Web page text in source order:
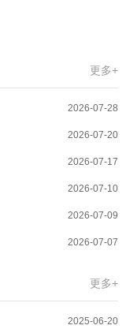
更多+
2026-08-04
2026-07-28
2026-07-20
2026-07-17
2026-07-10
2026-07-09
2026-07-07
2026-01-20
2026-08-05
更多+
2025-07-11
2025-06-20